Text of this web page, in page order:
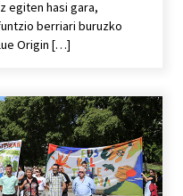
jaietako bertso-saioa
Itsas Martxa ospatuko
egiten hasi gara,
berriari buruzko
Origin […]